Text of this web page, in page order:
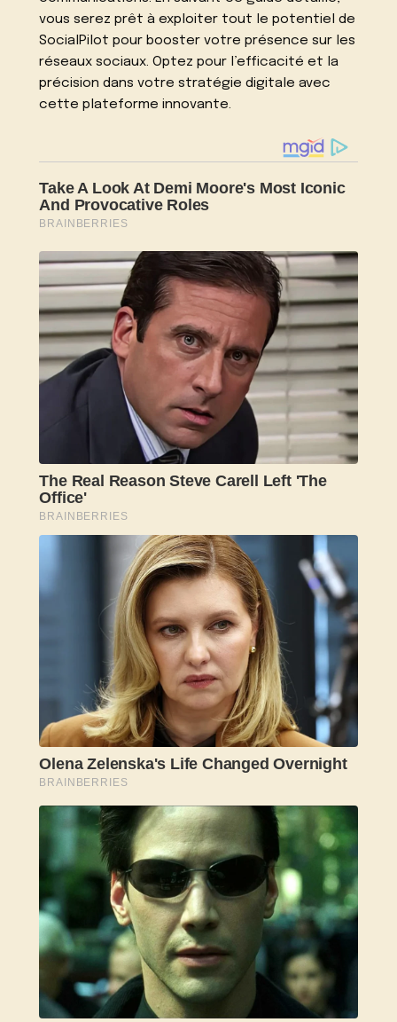
vous serez prêt à exploiter tout le potentiel de
SocialPilot pour booster votre présence sur les
réseaux sociaux. Optez pour l’efficacité et la
précision dans votre stratégie digitale avec
cette plateforme innovante.